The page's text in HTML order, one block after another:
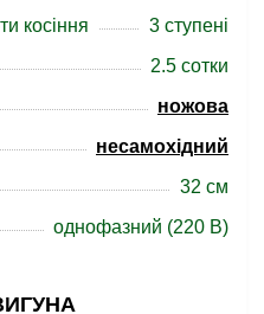
косіння
3 ступені
2.5 сотки
ножова
несамохідний
32 cм
однофазний (220 В)